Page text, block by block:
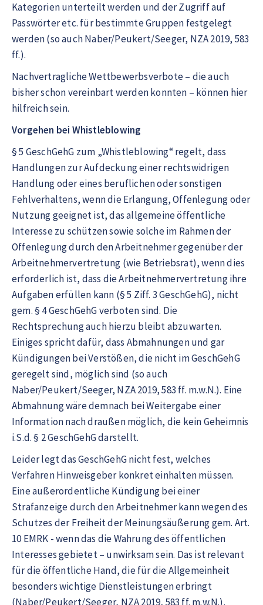
Kategorien unterteilt werden und der Zugriff auf
Passwörter etc. für bestimmte Gruppen festgelegt
werden (so auch Naber/Peukert/Seeger, NZA 2019, 583
ff.).
Nachvertragliche Wettbewerbsverbote – die auch
bisher schon vereinbart werden konnten – können hier
hilfreich sein.
Vorgehen bei Whistleblowing
§ 5 GeschGehG zum „Whistleblowing“ regelt, dass
Handlungen zur Aufdeckung einer rechtswidrigen
Handlung oder eines beruflichen oder sonstigen
Fehlverhaltens, wenn die Erlangung, Offenlegung oder
Nutzung geeignet ist, das allgemeine öffentliche
Interesse zu schützen sowie solche im Rahmen der
Offenlegung durch den Arbeitnehmer gegenüber der
Arbeitnehmervertretung (wie Betriebsrat), wenn dies
erforderlich ist, dass die Arbeitnehmervertretung ihre
Aufgaben erfüllen kann (§ 5 Ziff. 3 GeschGehG), nicht
gem. § 4 GeschGehG verboten sind. Die
Rechtsprechung auch hierzu bleibt abzuwarten.
Einiges spricht dafür, dass Abmahnungen und gar
Kündigungen bei Verstößen, die nicht im GeschGehG
geregelt sind, möglich sind (so auch
Naber/Peukert/Seeger, NZA 2019, 583 ff. m.w.N.). Eine
Abmahnung wäre demnach bei Weitergabe einer
Information nach draußen möglich, die kein Geheimnis
i.S.d. § 2 GeschGehG darstellt.
Leider legt das GeschGehG nicht fest, welches
Verfahren Hinweisgeber konkret einhalten müssen.
Eine außerordentliche Kündigung bei einer
Strafanzeige durch den Arbeitnehmer kann wegen des
Schutzes der Freiheit der Meinungsäußerung gem. Art.
10 EMRK - wenn das die Wahrung des öffentlichen
Interesses gebietet – unwirksam sein. Das ist relevant
für die öffentliche Hand, die für die Allgemeinheit
besonders wichtige Dienstleistungen erbringt
(Naber/Peukert/Seeger, NZA 2019, 583 ff. m.w.N.).